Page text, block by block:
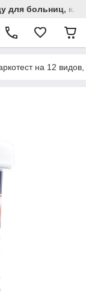
для больниц,
на 12